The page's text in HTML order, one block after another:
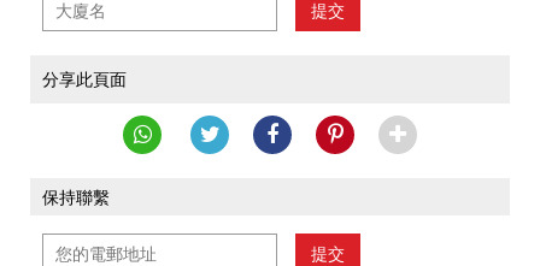
提交
分享此頁面
保持聯繫
提交